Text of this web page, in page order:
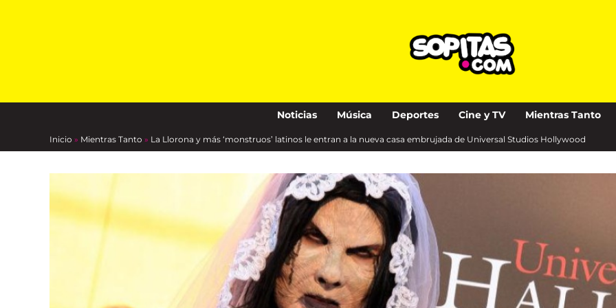
Noticias Música Deportes Cine y TV Mientras Tanto
Inicio » Mientras Tanto » La Llorona y más ‘monstruos’ latinos le entran a la nueva casa embrujada de Universal Studios Hollywood